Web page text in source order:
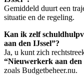
Gemiddeld duurt een
situatie en de regeling.
Kan ik zelf
aan den IJssel”?
Ja, u kunt zich
“Nieuwerkerk aan den
zoals Budgetbeheer.nu.